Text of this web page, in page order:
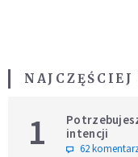
1
intencji
62